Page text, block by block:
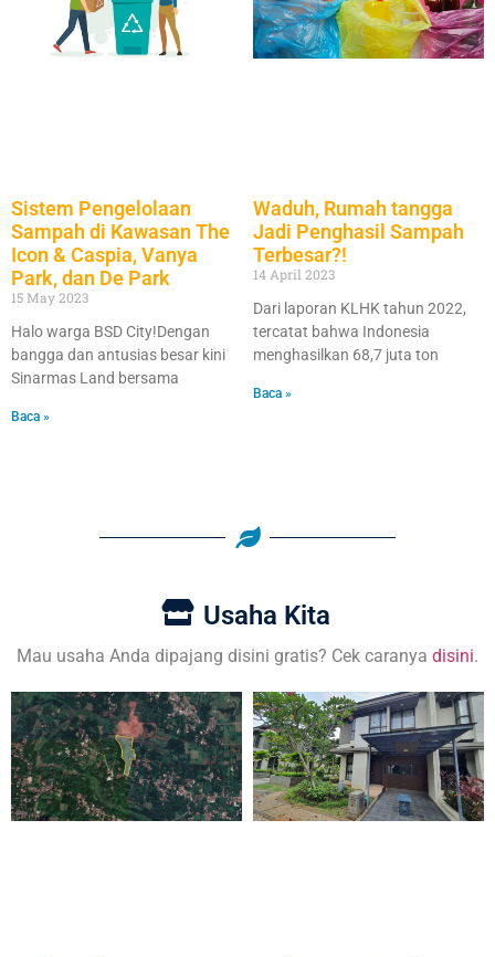
Sistem Pengelolaan
Sampah di Kawasan The
Icon & Caspia, Vanya
Park, dan De Park
15 May 2023
Halo warga BSD City!Dengan
bangga dan antusias besar kini
Sinarmas Land bersama
Baca »
Waduh, Rumah tangga
Jadi Penghasil Sampah
Terbesar?!
14 April 2023
Dari laporan KLHK tahun 2022,
tercatat bahwa Indonesia
menghasilkan 68,7 juta ton
Baca »
Usaha Kita
Mau usaha Anda dipajang disini gratis? Cek caranya disini.